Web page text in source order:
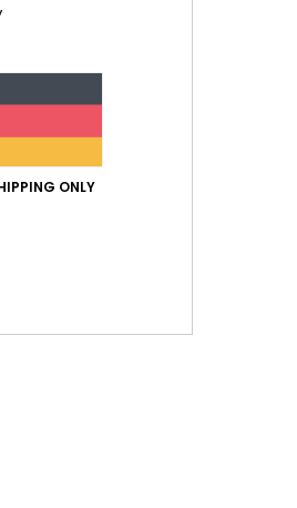
Durchschnittliche
ONLY